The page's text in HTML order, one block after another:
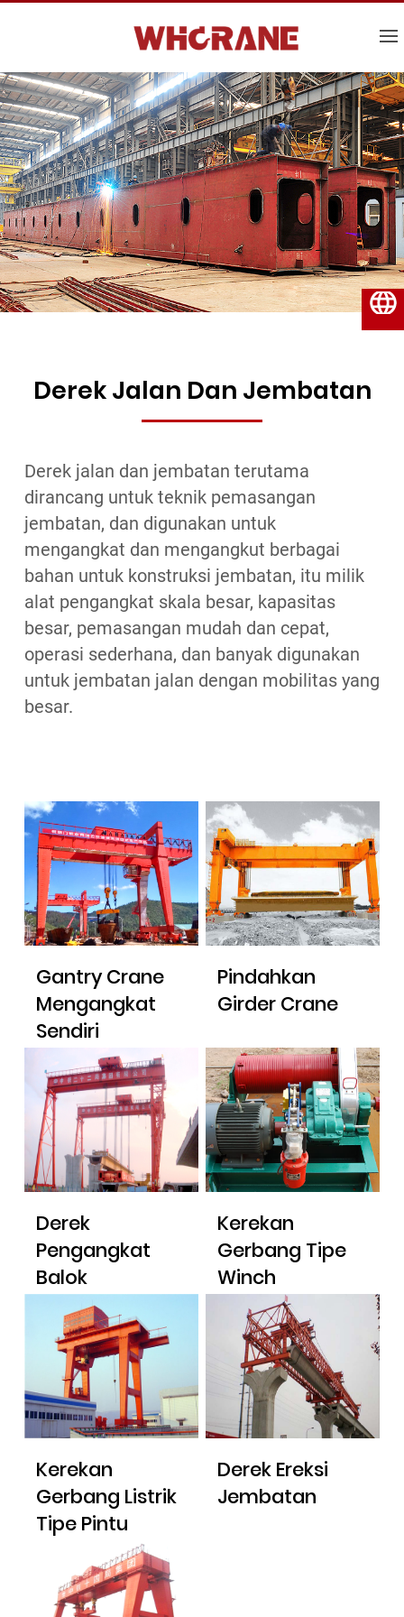
Derek Jalan Dan Jembatan
Derek jalan dan jembatan terutama
dirancang untuk teknik pemasangan
jembatan, dan digunakan untuk
mengangkat dan mengangkut berbagai
bahan untuk konstruksi jembatan, itu milik
alat pengangkat skala besar, kapasitas
besar, pemasangan mudah dan cepat,
operasi sederhana, dan banyak digunakan
untuk jembatan jalan dengan mobilitas yang
besar.
Gantry Crane
Mengangkat
Sendiri
Pindahkan
Girder Crane
Derek
Pengangkat
Balok
Kerekan
Gerbang Tipe
Winch
Kerekan
Gerbang Listrik
Tipe Pintu
Derek Ereksi
Jembatan
Bahasa Indonesia